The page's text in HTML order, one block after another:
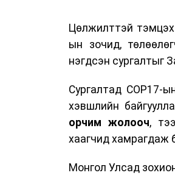
Цөлжилттэй тэмцэх
ын зочид,
нэгдсэн сургалтыг
Сургалтад COP17-
хэвшлийн
орчим жолооч,
хаагчид хамрагдаж
Монгол Улсад